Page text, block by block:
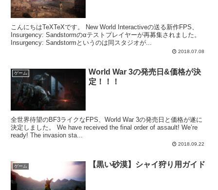
こんにちはTeXTeXです。 New World Interactiveの送る新作FPS、
Insurgency: Sandstormのαテストプレイヤーが再募集されました。
Insurgency: Sandstormというのは同スタジオが...
2018.07.08
ゲーム
World War 3の発売日&価格が決
定！！！
全世界待望のBF3ライクなFPS、World War 3の発売日と価格が遂に
決定しました。 We have received the final order of assault! We’re
ready! The invasion sta...
2018.09.22
ゲーム 【黒い砂漠】シャイ狩り用ガイド